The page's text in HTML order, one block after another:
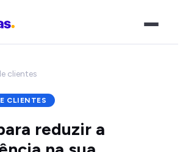
clientes
CLIENTES
reduzir a